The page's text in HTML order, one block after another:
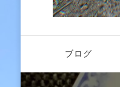
ブログ